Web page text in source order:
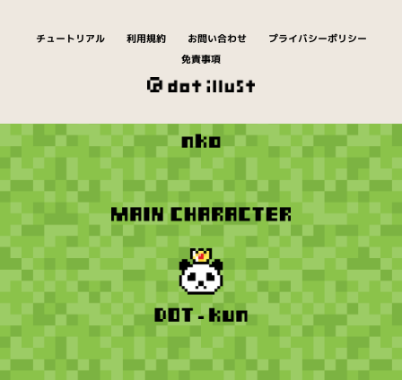
チュートリアル 利用規約 お問い合わせ
プライバシーポリシー
免責事項